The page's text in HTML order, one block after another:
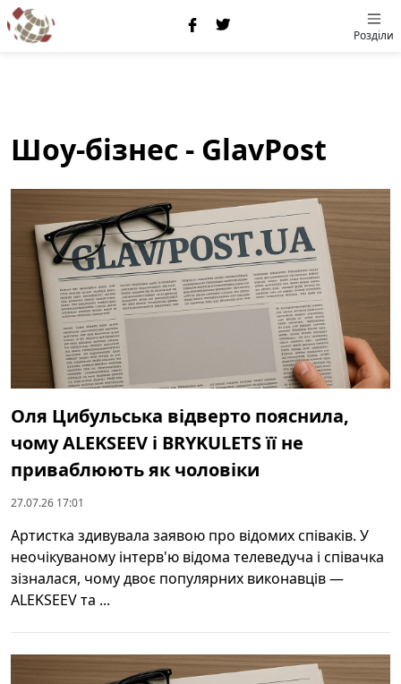
Розділи
Шоу-бізнес - GlavPost
Оля Цибульська відверто пояснила,
чому ALEKSEEV і BRYKULETS її не
приваблюють як чоловіки
27.07.26 17:01
Артистка здивувала заявою про відомих співаків. У
неочікуваному інтерв'ю відома телеведуча і співачка
зізналася, чому двоє популярних виконавців —
ALEKSEEV та ...